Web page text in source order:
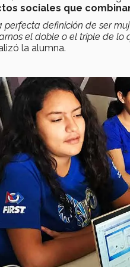
sociales que
perfecta definición de ser
el doble o el triple de
la alumna.